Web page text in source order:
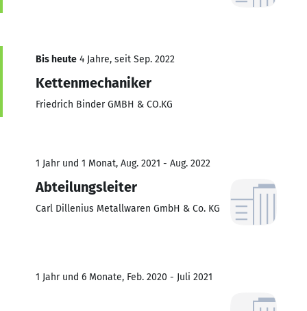
Bis heute 4 Jahre, seit Sep. 2022
Kettenmechaniker
Friedrich Binder GMBH & CO.KG
1 Jahr und 1 Monat, Aug. 2021 - Aug. 2022
Abteilungsleiter
Carl Dillenius Metallwaren GmbH & Co. KG
1 Jahr und 6 Monate, Feb. 2020 - Juli 2021